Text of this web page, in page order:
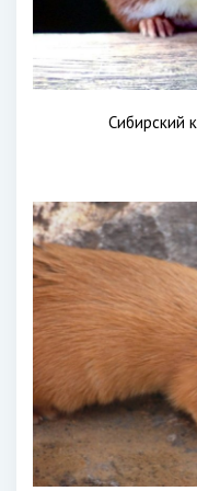
Сибирский